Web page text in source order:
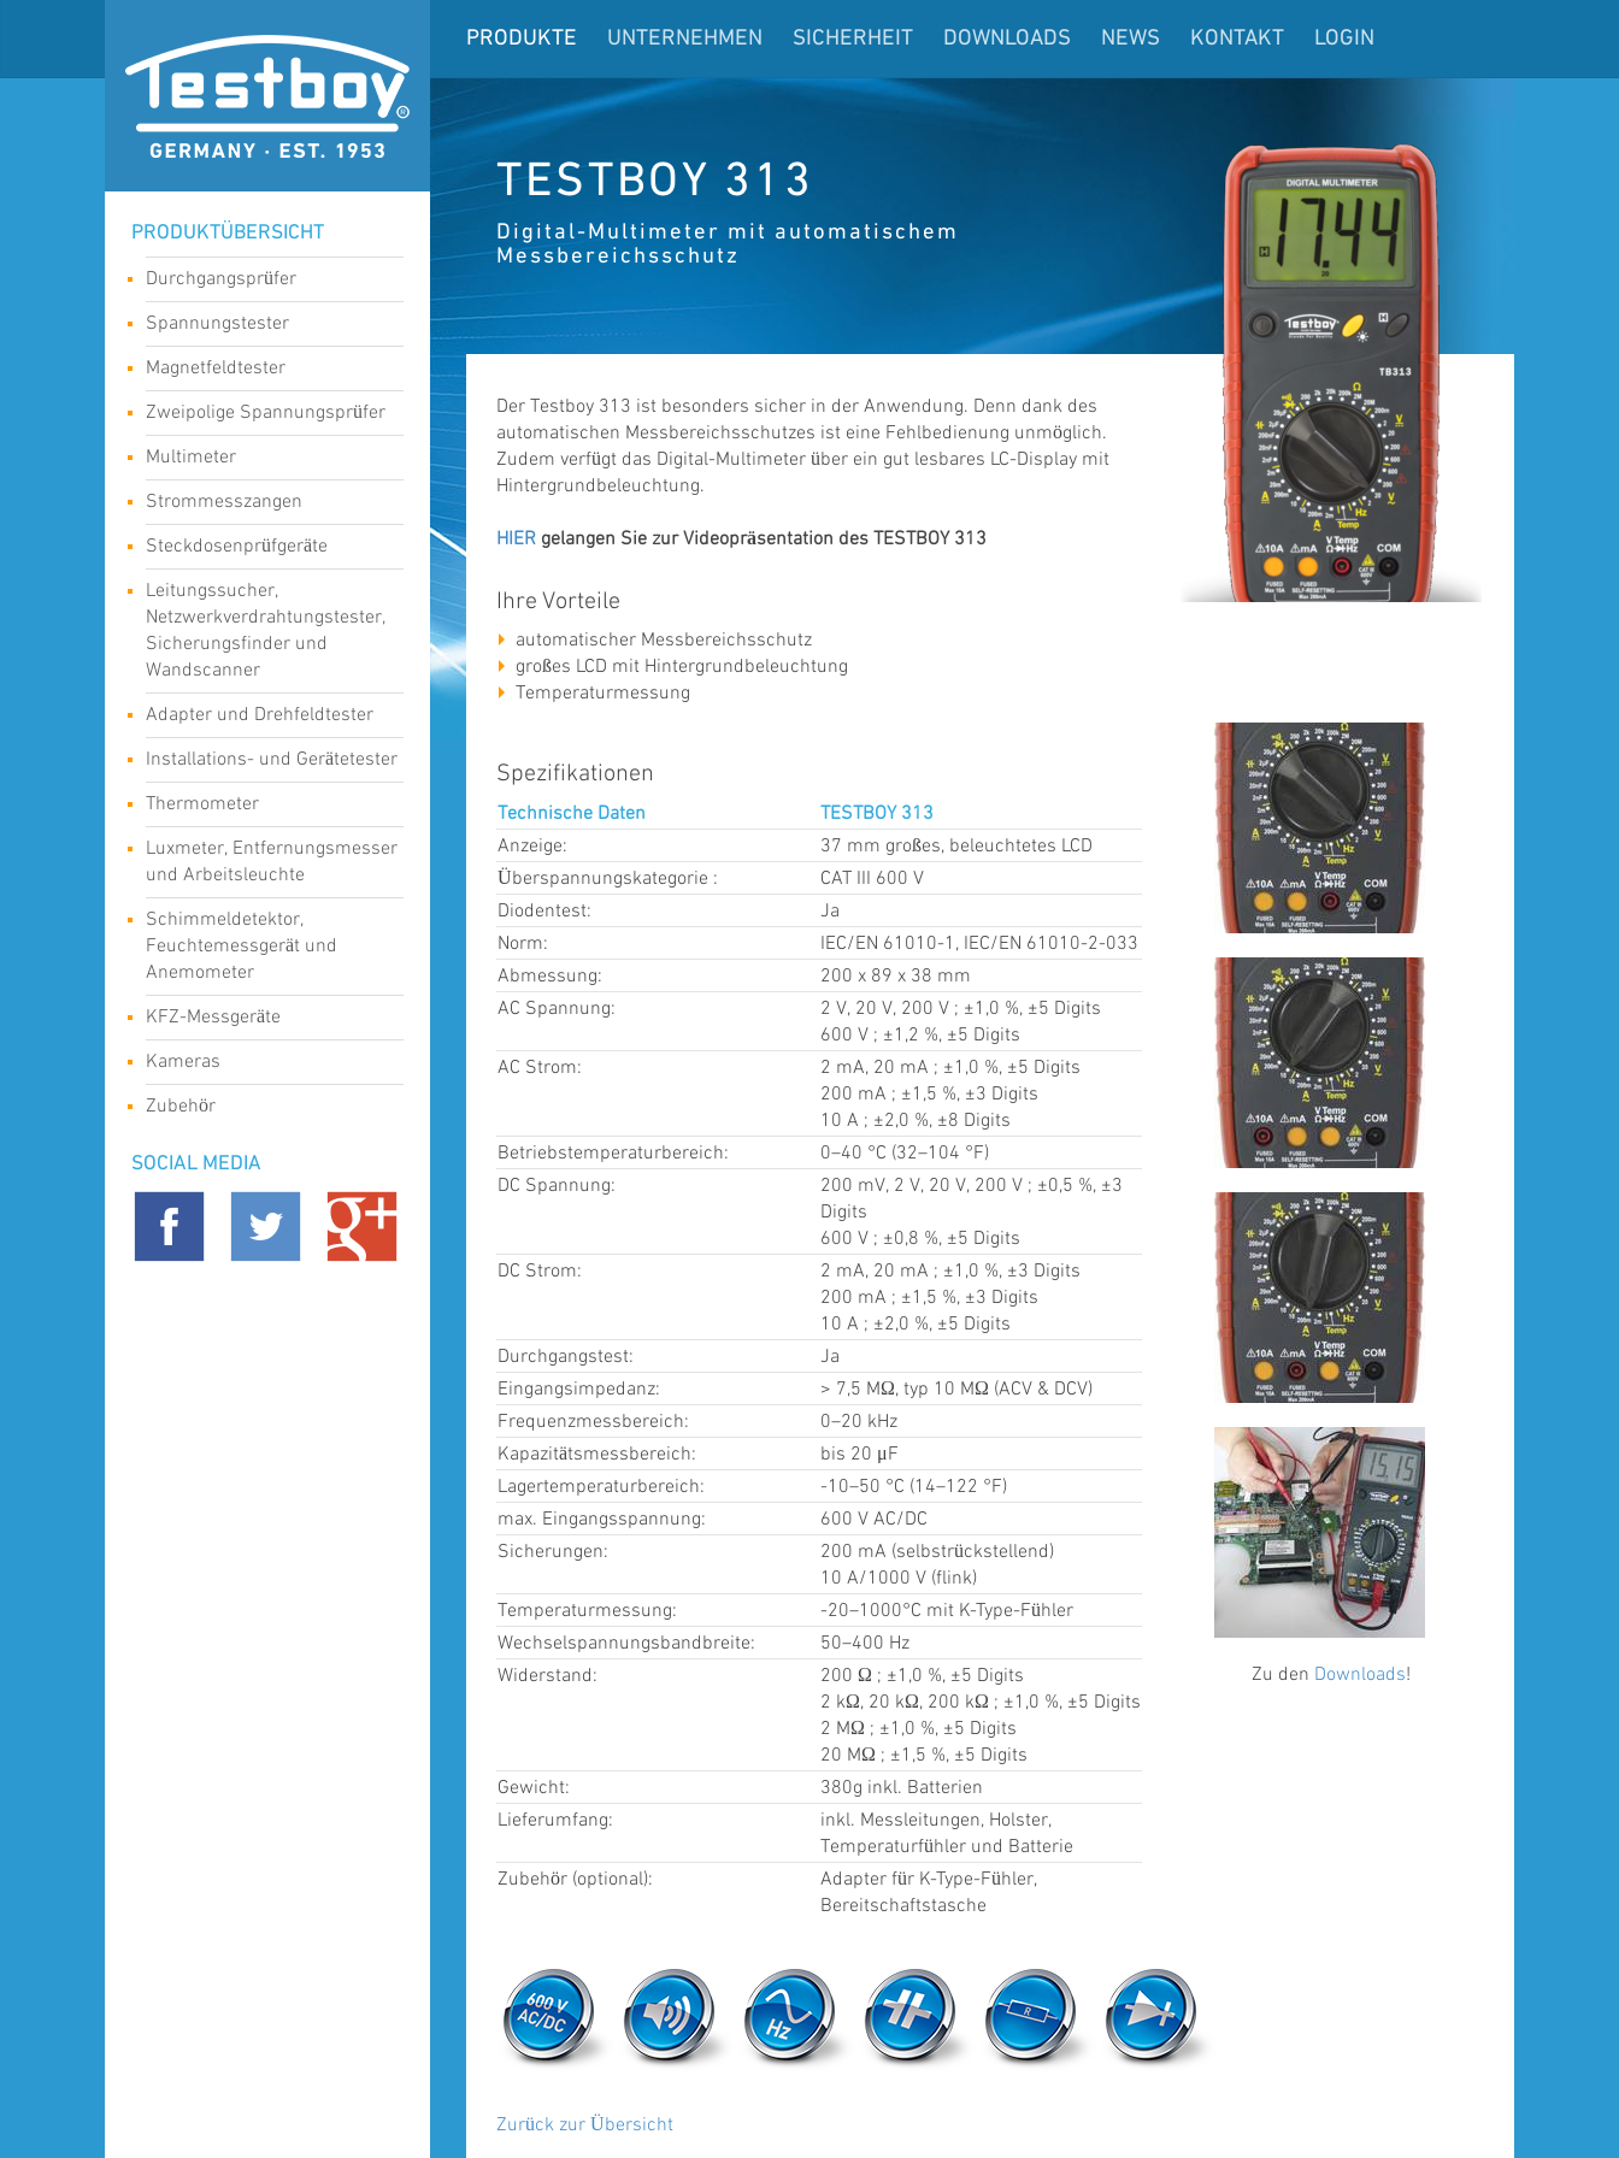
PRODUKTE UNTERNEHMEN SICHERHEIT DOWNLOADS NEWS KONTAKT LOGIN
PRODUKTÜBERSICHT
Durchgangsprüfer
Spannungstester
Magnetfeldtester
Zweipolige Spannungsprüfer
Multimeter
Strommesszangen
Steckdosenprüfgeräte
Leitungssucher,
Netzwerkverdrahtungstester,
Sicherungsfinder und
Wandscanner
Adapter und Drehfeldtester
Installations- und Gerätetester
Thermometer
Luxmeter, Entfernungsmesser
und Arbeitsleuchte
Schimmeldetektor,
Feuchtemessgerät und
Anemometer
KFZ-Messgeräte
Kameras
Zubehör
SOCIAL MEDIA
TESTBOY 313
Digital-Multimeter mit automatischem
Messbereichsschutz
Der Testboy 313 ist besonders sicher in der Anwendung. Denn dank des
automatischen Messbereichsschutzes ist eine Fehlbedienung unmöglich.
Zudem verfügt das Digital-Multimeter über ein gut lesbares LC-Display mit
Hintergrundbeleuchtung.
HIER gelangen Sie zur Videopräsentation des TESTBOY 313
Ihre Vorteile
automatischer Messbereichsschutz
großes LCD mit Hintergrundbeleuchtung
Temperaturmessung
Spezifikationen
Technische Daten
TESTBOY 313
Anzeige:
37 mm großes, beleuchtetes LCD
Überspannungskategorie :
CAT III 600 V
Diodentest:
Ja
Norm:
IEC/EN 61010-1, IEC/EN 61010-2-033
Abmessung:
200 x 89 x 38 mm
AC Spannung:
2 V, 20 V, 200 V ; ±1,0 %, ±5 Digits
600 V ; ±1,2 %, ±5 Digits
AC Strom:
2 mA, 20 mA ; ±1,0 %, ±5 Digits
200 mA ; ±1,5 %, ±3 Digits
10 A ; ±2,0 %, ±8 Digits
Betriebstemperaturbereich:
0–40 °C (32–104 °F)
DC Spannung:
200 mV, 2 V, 20 V, 200 V ; ±0,5 %, ±3
Digits
600 V ; ±0,8 %, ±5 Digits
DC Strom:
2 mA, 20 mA ; ±1,0 %, ±3 Digits
200 mA ; ±1,5 %, ±3 Digits
10 A ; ±2,0 %, ±5 Digits
Durchgangstest:
Ja
Eingangsimpedanz:
> 7,5 MΩ, typ 10 MΩ (ACV & DCV)
Frequenzmessbereich:
0–20 kHz
Kapazitätsmessbereich:
bis 20 μF
Lagertemperaturbereich:
-10–50 °C (14–122 °F)
max. Eingangsspannung:
600 V AC/DC
Sicherungen:
200 mA (selbstrückstellend)
10 A/1000 V (flink)
Temperaturmessung:
-20–1000°C mit K-Type-Fühler
Wechselspannungsbandbreite:
50–400 Hz
Widerstand:
200 Ω ; ±1,0 %, ±5 Digits
2 kΩ, 20 kΩ, 200 kΩ ; ±1,0 %, ±5 Digits
2 MΩ ; ±1,0 %, ±5 Digits
20 MΩ ; ±1,5 %, ±5 Digits
Gewicht:
380g inkl. Batterien
Lieferumfang:
inkl. Messleitungen, Holster,
Temperaturfühler und Batterie
Zubehör (optional):
Adapter für K-Type-Fühler,
Bereitschaftstasche
Zu den Downloads!
Zurück zur Übersicht